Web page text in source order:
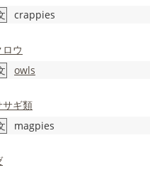
crappies
ロウ
owls
サギ類
magpies